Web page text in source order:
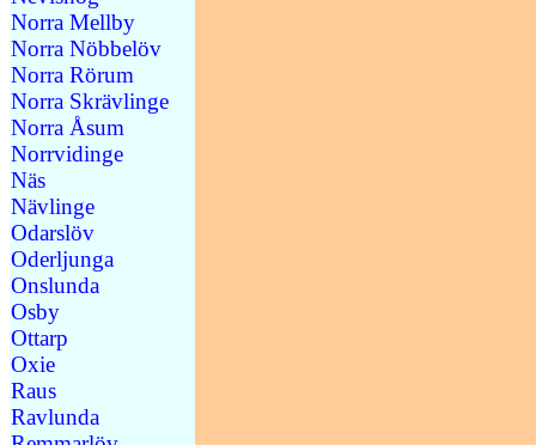
Norra Mellby
Norra Nöbbelöv
Norra Rörum
Norra Skrävlinge
Norra Åsum
Norrvidinge
Näs
Nävlinge
Odarslöv
Oderljunga
Onslunda
Osby
Ottarp
Oxie
Raus
Ravlunda